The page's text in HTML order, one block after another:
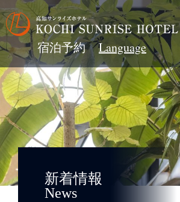
宿泊予約
新着情報
News